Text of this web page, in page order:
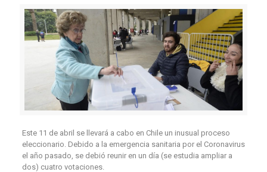
Este 11 de abril se llevará a cabo en Chile un inusual proceso
eleccionario. Debido a la emergencia sanitaria por el Coronavirus
el año pasado, se debió reunir en un día (se estudia ampliar a
dos) cuatro votaciones.